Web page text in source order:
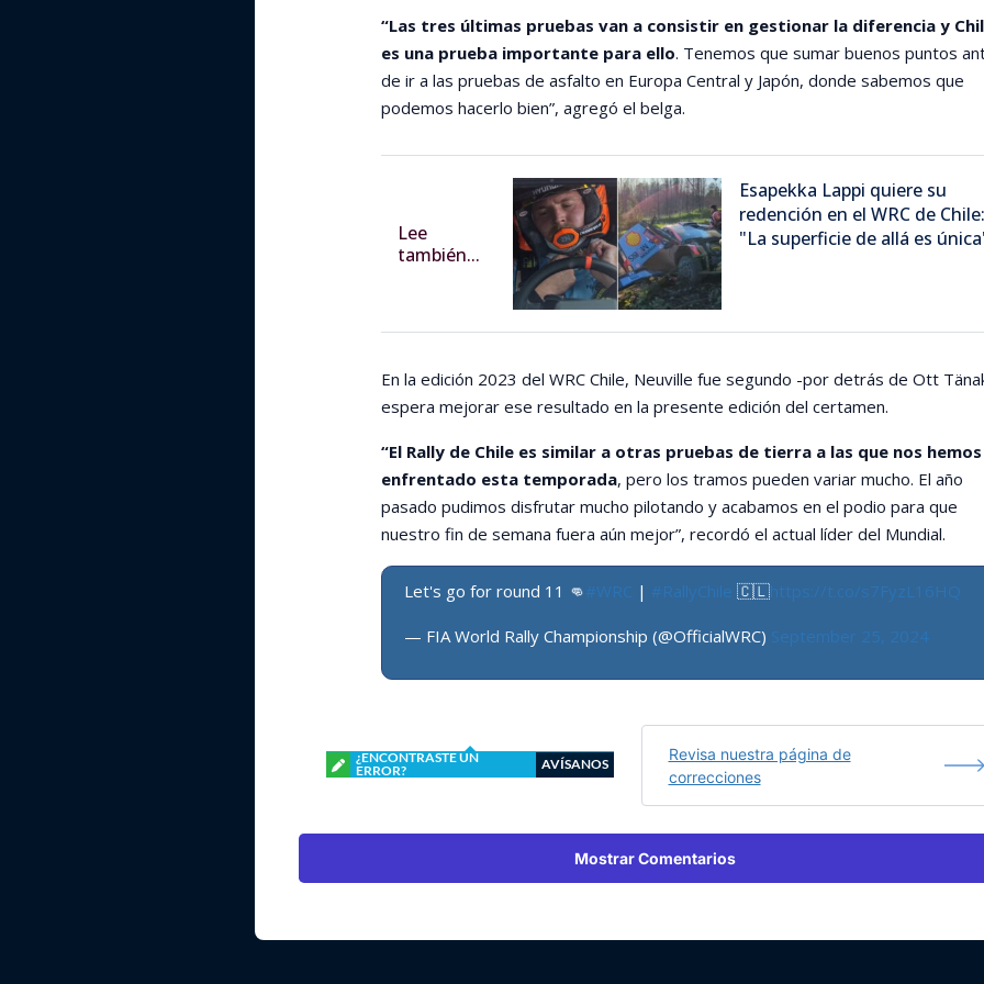
“Las tres últimas pruebas van a consistir en gestionar la diferencia y
es una prueba importante para ello. Tenemos que sumar buenos puntos
de ir a las pruebas de asfalto en Europa Central y Japón, donde sabemos que
podemos hacerlo bien”, agregó el belga.
Lee
también...
Esapekka Lappi quiere su
redención en el WRC de Chile:
"La superficie de allá es
En la edición 2023 del WRC Chile, Neuville fue segundo -por detrás de Ott
espera mejorar ese resultado en la presente edición del certamen.
“El Rally de Chile es similar a otras pruebas de tierra a las que nos hemos
enfrentado esta temporada, pero los tramos pueden variar mucho. El año
pasado pudimos disfrutar mucho pilotando y acabamos en el podio para que
nuestro fin de semana fuera aún mejor”, recordó el actual líder del Mundial.
Let's go for round 11 👊#WRC | #RallyChile 🇨🇱https://t.co/s7FyzL16HQ
— FIA World Rally Championship (@OfficialWRC) September 25, 2024
¿ENCONTRASTE UN
ERROR?
AVÍSANOS
Revisa nuestra página de
correcciones
Mostrar Comentarios